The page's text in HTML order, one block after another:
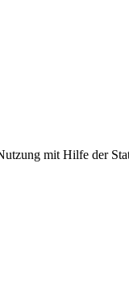
mit Hilfe der